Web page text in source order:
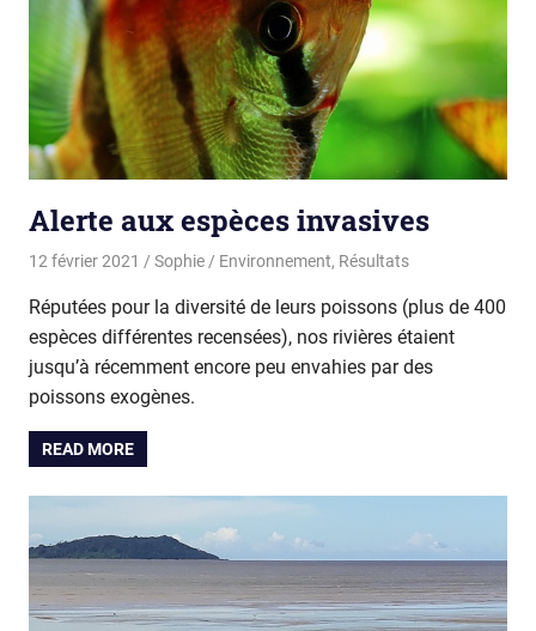
Alerte aux espèces invasives
12 février 2021 Sophie Environnement, Résultats
Réputées pour la diversité de leurs poissons (plus de 400
espèces différentes recensées), nos rivières étaient
jusqu’à récemment encore peu envahies par des
poissons exogènes.
READ MORE